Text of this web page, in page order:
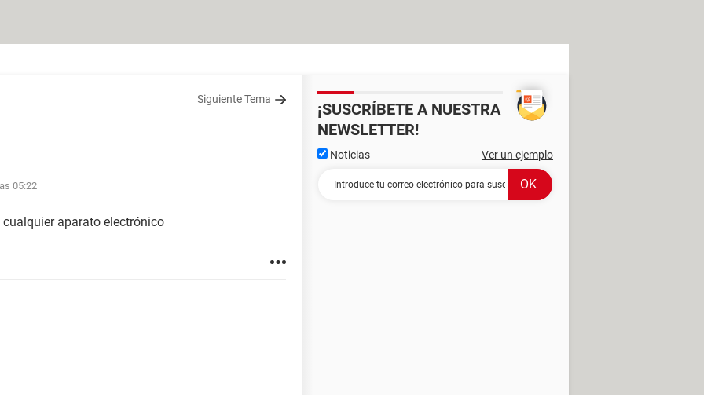
Siguiente Tema
05:22
aparato electrónico
¡SUSCRÍBETE A NUESTRA
NEWSLETTER!
Noticias Ver un ejemplo